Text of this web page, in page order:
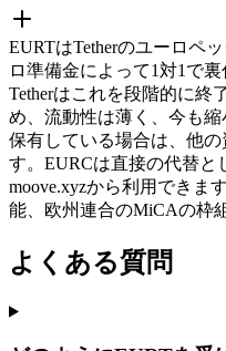
EURTはTetherのユーロペ
ロ準備金によって1対1で
Tetherはこれを段階的に終
め、流動性は薄く、今も
保有している場合は、他
す。EURCは直接の代替と
moove.xyzから利用できま
能、欧州連合のMiCAの枠
よくある質問